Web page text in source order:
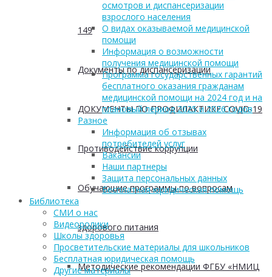
149
Документы по диспансеризации
ДОКУМЕНТЫ ПО ПРОФИЛАКТИКЕ COVID-19
Противодействие коррупции
Обучающие программы по вопросам
здорового питания
Методические рекомендации ФГБУ «НМИЦ
осмотров и диспансеризации
взрослого населения
О видах оказываемой медицинской
помощи
Информация о возможности
получения медицинской помощи
Программа государственных гарантий
бесплатного оказания гражданам
медицинской помощи на 2024 год и на
плановый период 2025 и 2026 годов
Разное
Информация об отзывах
потребителей услуг
Вакансии
Наши партнеры
Защита персональных данных
Бесплатная юридическая помощь
Библиотека
СМИ о нас
Видеоролики
Школы здоровья
Просветительские материалы для школьников
Бесплатная юридическая помощь
Другие материалы